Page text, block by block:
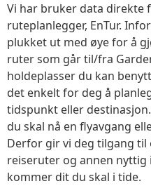
Vi har bruker data direkte
ruteplanlegger, EnTur.
plukket ut med øye for å
ruter som går til/fra
holdeplasser du kan
det enkelt for deg å
tidspunkt eller
du skal nå en flyavgang
Derfor gir vi deg tilgang
reiseruter og annen
kommer dit du skal i tide.